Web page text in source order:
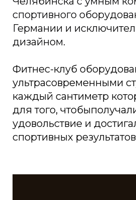
спортивного
Германии и
дизайном.
Фитнес-клуб
ультрасовременными
каждый сантиметр
для того,
удовольствие и
спортивных